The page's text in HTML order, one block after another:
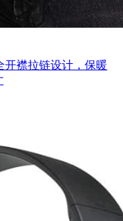
开襟拉链设计，保暖